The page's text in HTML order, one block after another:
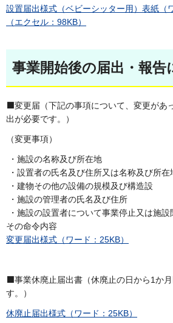
設置届出様式（ベビーシッター用）表紙（
（エクセル：98KB）
事業開始後の届出・報告
⬛変更届（下記の事項について、変更があ
出が必要です。）
（変更事項）
・施設の名称及び所在地
・設置者の氏名及び住所又は名称及び所在
・建物その他の設備の規模及び構造設
・施設の管理者の氏名及び住所
・施設の設置者について事業停止又は施設
その命令内容
変更届出様式（ワード：25KB）
⬛事業休廃止届出書（休廃止の日から1か
す。）
休廃止届出様式（ワード：25KB）